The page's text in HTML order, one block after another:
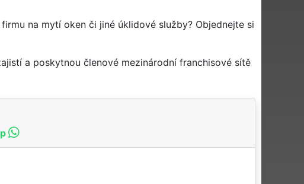
na mytí oken či jiné úklidové služby? Objednejte si
a poskytnou členové mezinárodní franchisové sítě